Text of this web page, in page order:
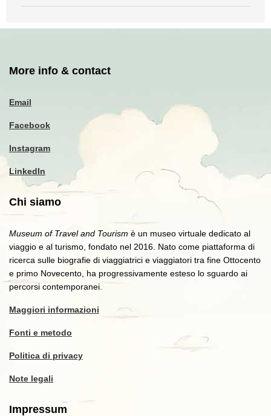
More info & contact
Email
Facebook
Instagram
LinkedIn
Chi siamo
Museum of Travel and Tourism è un museo virtuale dedicato al
viaggio e al turismo, fondato nel 2016. Nato come piattaforma di
ricerca sulle biografie di viaggiatrici e viaggiatori tra fine Ottocento
e primo Novecento, ha progressivamente esteso lo sguardo ai
percorsi contemporanei.
Maggiori informazioni
Fonti e metodo
Politica di privacy
Note legali
Impressum